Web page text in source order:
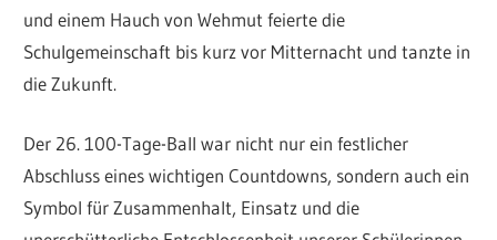
und einem Hauch von Wehmut feierte die
Schulgemeinschaft bis kurz vor Mitternacht und tanzte in
die Zukunft.
Der 26. 100-Tage-Ball war nicht nur ein festlicher
Abschluss eines wichtigen Countdowns, sondern auch ein
Symbol für Zusammenhalt, Einsatz und die